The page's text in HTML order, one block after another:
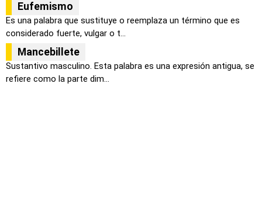
Eufemismo
Es una palabra que sustituye o reemplaza un término que es
considerado fuerte, vulgar o t...
Mancebillete
Sustantivo masculino. Esta palabra es una expresión antigua, se
refiere como la parte dim...